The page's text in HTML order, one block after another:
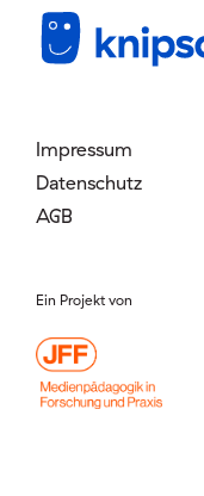
Mitglied werden
Login
Impressum
Datenschutz
AGB
Ein Projekt von